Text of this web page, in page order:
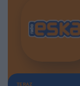
TERAZ